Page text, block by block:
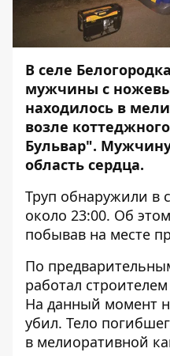
В селе
мужчины с
находилось в
возле
Бульвар".
область сердца.
Труп обнаружили в
около 23:00. Об этом
побывав на месте
По
работал
На данный момент
убил. Тело
в мелиоративной